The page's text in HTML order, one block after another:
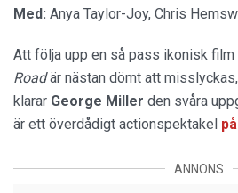
Med: Anya Taylor-Joy, Chris
Att följa upp en så pass ikonisk film
Roadär nästan dömt att
klarar George Miller den svåra
är ett överdådigt actionspektakel
ANNONS